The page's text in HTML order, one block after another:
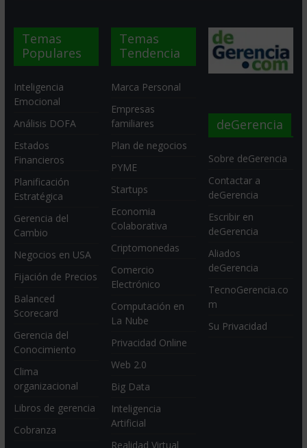
Temas
Populares
Inteligencia
Emocional
Análisis DOFA
Estados
Financieros
Planificación
Estratégica
Gerencia del
Cambio
Negocios en USA
Fijación de Precios
Balanced
Scorecard
Gerencia del
Conocimiento
Clima
organizacional
Libros de gerencia
Cobranza
Temas
Tendencia
Marca Personal
Empresas
familiares
Plan de negocios
PYME
Startups
Economia
Colaborativa
Criptomonedas
Comercio
Electrónico
Computación en
La Nube
Privacidad Online
Web 2.0
Big Data
Inteligencia
Artificial
Realidad Virtual
deGerencia
Sobre deGerencia
Contactar a
deGerencia
Escribir en
deGerencia
Aliados
deGerencia
TecnoGerencia.co
m
Su Privacidad